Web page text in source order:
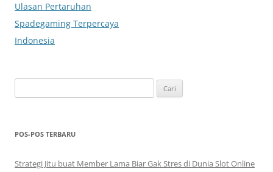
Ulasan Pertaruhan
Spadegaming Terpercaya
Indonesia
untuk:
POS-POS TERBARU
Strategi Jitu buat Member Lama Biar Gak Stres di Dunia Slot Online